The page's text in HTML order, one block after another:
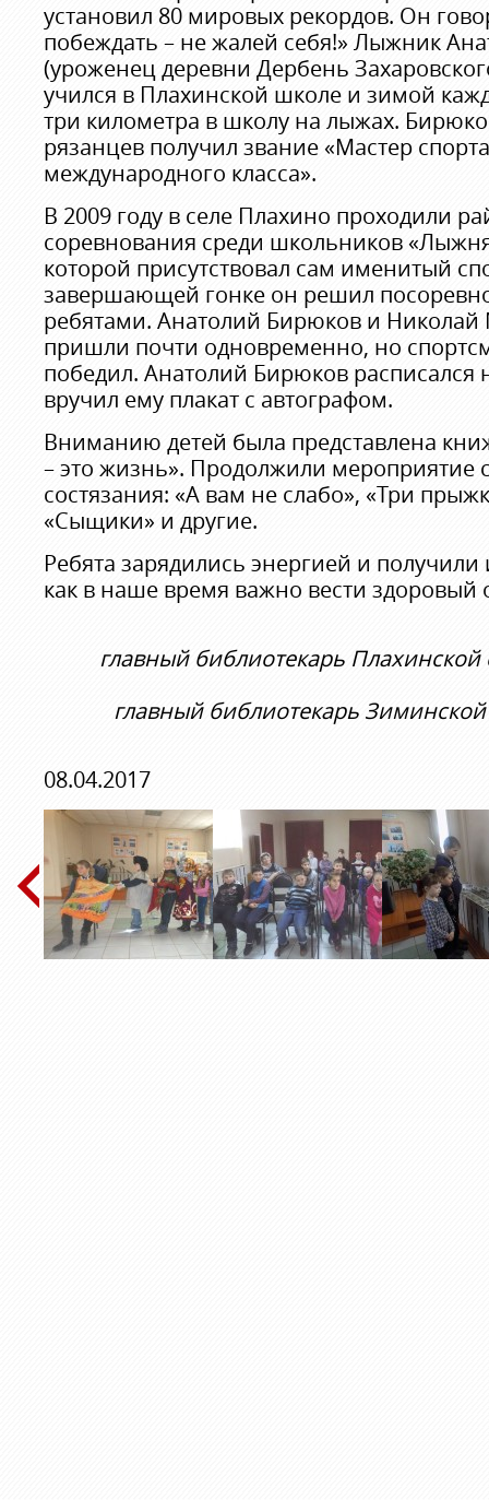
установил 80 мировых рекордов. Он
побеждать – не жалей себя!» Лыжник
(уроженец деревни Дербень
учился в Плахинской школе и зимой
три километра в школу на лыжах.
рязанцев получил звание «Мастер
международного класса».
В 2009 году в селе Плахино проходили
соревнования среди школьников
которой присутствовал сам именитый
завершающей гонке он решил
ребятами. Анатолий Бирюков и
пришли почти одновременно, но
победил. Анатолий Бирюков расписался
вручил ему плакат с автографом.
Вниманию детей была представлена
– это жизнь». Продолжили мероприятие
состязания: «А вам не слабо», «Три
«Сыщики» и другие.
Ребята зарядились энергией и
как в наше время важно вести здоровый
главный библиотекарь Плахинской
главный библиотекарь
08.04.2017